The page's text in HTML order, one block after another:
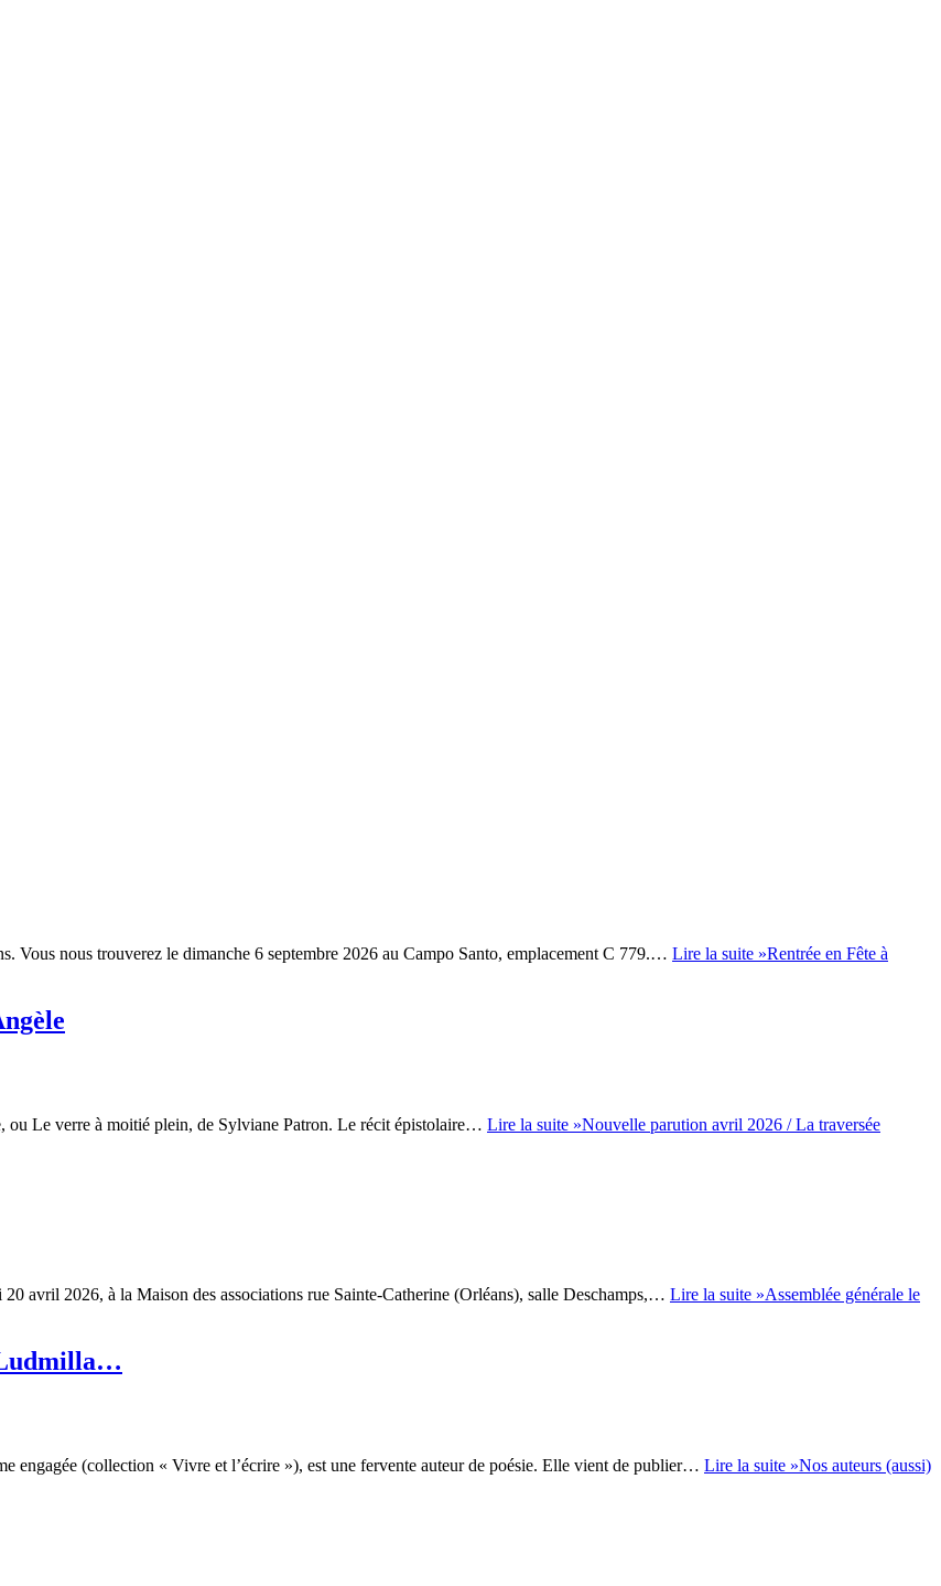
Vous nous trouverez le dimanche 6 septembre 2026 au Campo Santo, emplacement C 779.… Lire la suite »Rentrée en Fête à
ou Le verre à moitié plein, de Sylviane Patron. Le récit épistolaire… Lire la suite »Nouvelle parution avril 2026 / La traversée
avril 2026, à la Maison des associations rue Sainte-Catherine (Orléans), salle Deschamps,… Lire la suite »Assemblée générale le
Ludmilla…
engagée (collection « Vivre et l’écrire »), est une fervente auteur de poésie. Elle vient de publier… Lire la suite »Nos auteurs (aussi)